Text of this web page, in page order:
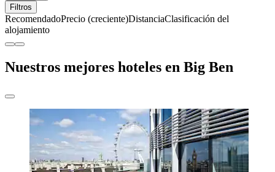
Filtros
RecomendadoPrecio (creciente)DistanciaClasificación del
alojamiento
Nuestros mejores hoteles en Big Ben